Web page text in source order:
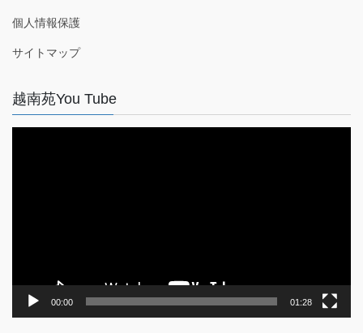
個人情報保護
サイトマップ
越南苑You Tube
00:00 01:28